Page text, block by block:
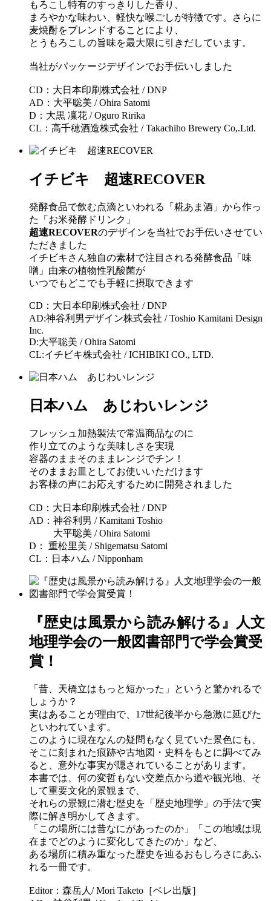
もろこし特有のすっきりした香り、
まろやかな味わい、軽快な喉ごしが特徴です。さらに
麦焼酎をブレンドすることにより、
とうもろこしの旨味を最大限に引きだしています。
当社がパッケージデザインでお手伝いしました
CD：大日本印刷株式会社 / DNP
AD：大平聡美 / Ohira Satomi
D：大黒 凜花 / Oguro Ririka
CL：高千穂酒造株式会社 / Takachiho Brewery Co,.Ltd.
イチビキ 超速RECOVER
発酵食品で飲む点滴といわれる「糀あま酒」から作っ
た「お米発酵ドリンク」
超速RECOVERのデザインを当社でお手伝いさせてい
ただきました
イチビキさん独自の素材で注目される発酵食品 「味
噌」由来の植物性乳酸菌が
いつでもどこでも手軽に摂取できます
CD ：大日本印刷株式会社 / DNP
AD:神谷利男デザイン株式会社 / Toshio Kamitani Design
Inc.
D:大平聡美 / Ohira Satomi
CL:イチビキ株式会社 / ICHIBIKI CO., LTD.
日本ハム あじわいレンジ
フレッシュ加熱製法で常温商品なのに
作り立てのような美味しさを実現
容器のままそのままレンジでチン！
そのままお皿としてお使いいただけます
お客様の声にお応えするために開発されました
CD：大日本印刷株式会社 / DNP
AD：神谷利男 / Kamitani Toshio
大平聡美 / Ohira Satomi
D： 重松里美 / Shigematsu Satomi
CL：日本ハム / Nipponham
『歴史は風景から読み解ける』人文
地理学会の一般図書部門で学会賞受
賞！
「昔、天橋立はもっと短かった」というと驚かれるで
しょうか？
実はあることが理由で、17世紀後半から急激に延びた
といわれています。
このように現在なんの疑問もなく見ていた景色にも、
そこに刻まれた痕跡や古地図・史料をもとに調べてみ
ると、意外な事実が隠されていることがあります。
本書では、何の変哲もない交差点から道や観光地、そ
して重要文化的景観まで、
それらの景観に潜む歴史を「歴史地理学」の手法で実
際に解き明かしてきます。
「この場所には昔なにがあったのか」「この地域は現
在までどのように変化してきたのか」など、
ある場所に積み重なった歴史を辿るおもしろさにあふ
れる一冊です。
Editor：森岳人/ Mori Taketo［ベレ出版］